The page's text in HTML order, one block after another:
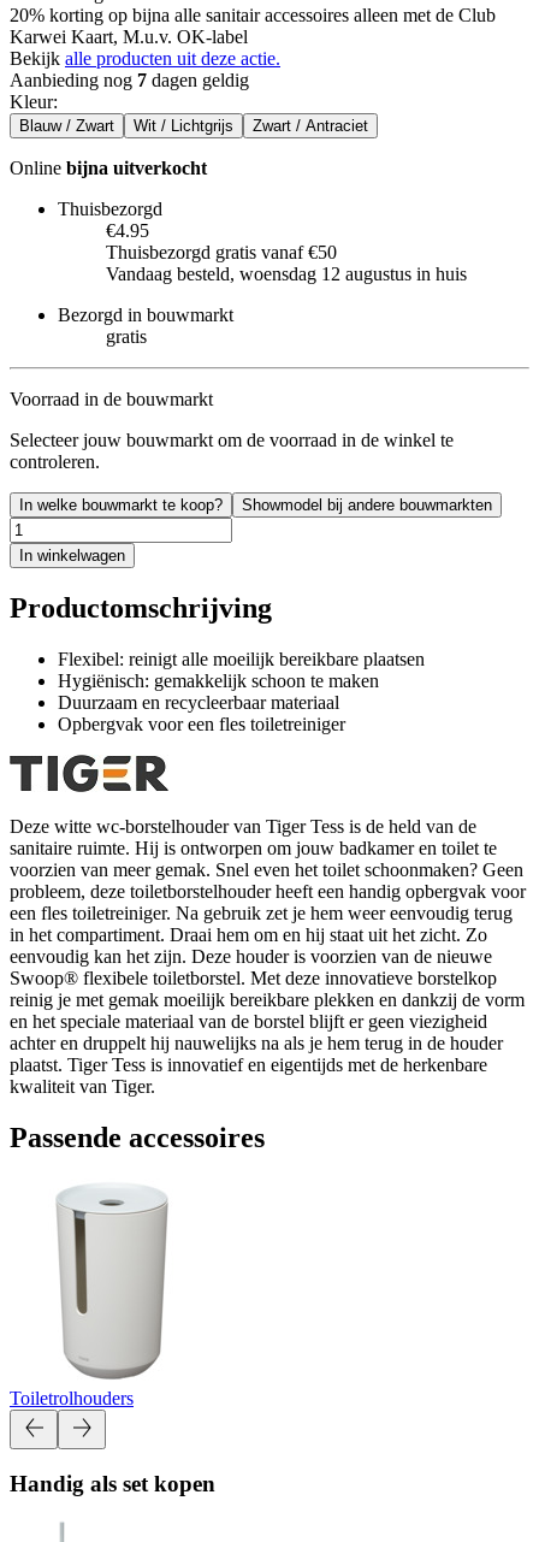
20% korting op bijna alle sanitair accessoires alleen met de Club
Karwei Kaart, M.u.v. OK-label
Bekijk alle producten uit deze actie.
Aanbieding nog 7 dagen geldig
Kleur:
Blauw / Zwart Wit / Lichtgrijs Zwart / Antraciet
Online bijna uitverkocht
Thuisbezorgd
€4.95
Thuisbezorgd gratis vanaf €50
Vandaag besteld, woensdag 12 augustus in huis
Bezorgd in bouwmarkt
gratis
Voorraad in de bouwmarkt
Selecteer jouw bouwmarkt om de voorraad in de winkel te
controleren.
In welke bouwmarkt te koop? Showmodel bij andere bouwmarkten
In winkelwagen
Productomschrijving
Flexibel: reinigt alle moeilijk bereikbare plaatsen
Hygiënisch: gemakkelijk schoon te maken
Duurzaam en recycleerbaar materiaal
Opbergvak voor een fles toiletreiniger
Deze witte wc-borstelhouder van Tiger Tess is de held van de
sanitaire ruimte. Hij is ontworpen om jouw badkamer en toilet te
voorzien van meer gemak. Snel even het toilet schoonmaken? Geen
probleem, deze toiletborstelhouder heeft een handig opbergvak voor
een fles toiletreiniger. Na gebruik zet je hem weer eenvoudig terug
in het compartiment. Draai hem om en hij staat uit het zicht. Zo
eenvoudig kan het zijn. Deze houder is voorzien van de nieuwe
Swoop® flexibele toiletborstel. Met deze innovatieve borstelkop
reinig je met gemak moeilijk bereikbare plekken en dankzij de vorm
en het speciale materiaal van de borstel blijft er geen viezigheid
achter en druppelt hij nauwelijks na als je hem terug in de houder
plaatst. Tiger Tess is innovatief en eigentijds met de herkenbare
kwaliteit van Tiger.
Passende accessoires
Toiletrolhouders
Handig als set kopen